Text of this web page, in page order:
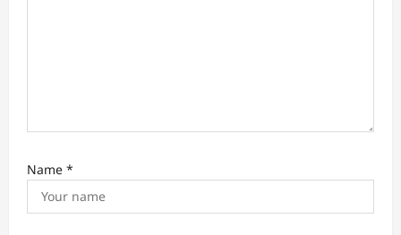
Name *